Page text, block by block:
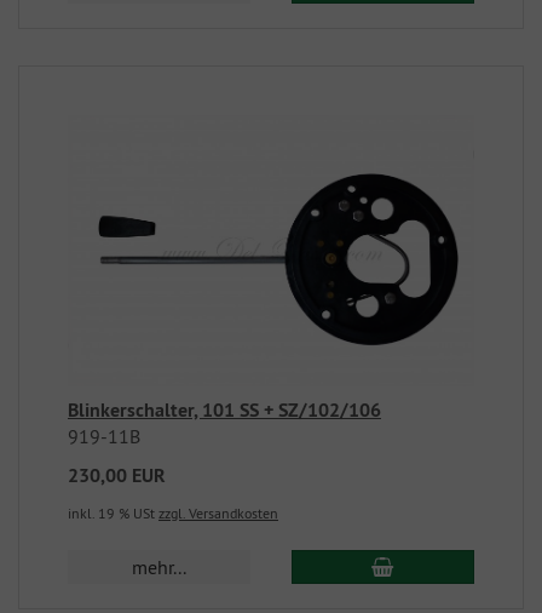
Blinkerschalter, 101 SS + SZ/102/106
919-11B
230,00 EUR
inkl. 19 % USt zzgl. Versandkosten
mehr...